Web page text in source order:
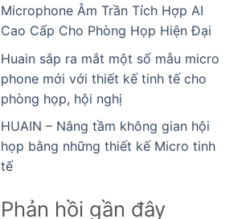
Microphone Âm Trần Tích Hợp AI
Cao Cấp Cho Phòng Họp Hiện Đại
Huain sắp ra mắt một số mẫu micro
phone mới với thiết kế tinh tế cho
phòng họp, hội nghị
HUAIN – Nâng tầm không gian hội
họp bằng những thiết kế Micro tinh
tế
Phản hồi gần đây